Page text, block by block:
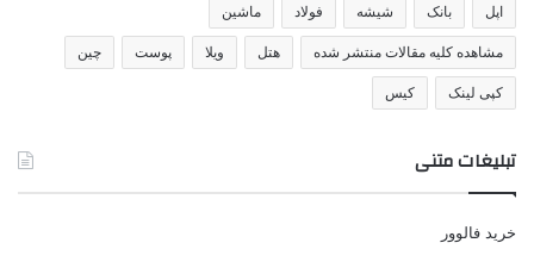
اپل بانک شیشه فولاد ماشین
مشاهده کلیه مقالات منتشر شده هتل ویلا پوست چین
کپی لینک کیس
تبلیغات متنی
خرید فالوور